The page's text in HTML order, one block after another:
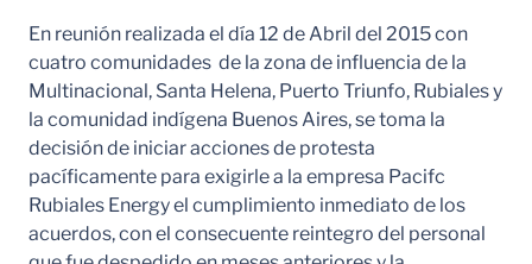
En reunión realizada el día 12 de Abril del 2015 con
cuatro comunidades de la zona de influencia de la
Multinacional, Santa Helena, Puerto Triunfo, Rubiales y
la comunidad indígena Buenos Aires, se toma la
decisión de iniciar acciones de protesta
pacíficamente para exigirle a la empresa Pacifc
Rubiales Energy el cumplimiento inmediato de los
acuerdos, con el consecuente reintegro del personal